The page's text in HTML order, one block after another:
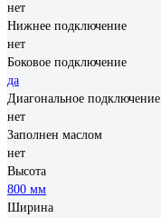
нет
Нижнее подключение
нет
Боковое подключение
да
Диагональное подключение
нет
Заполнен маслом
нет
Высота
800 мм
Ширина